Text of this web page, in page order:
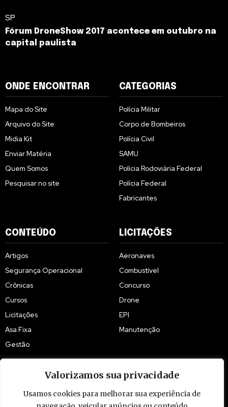
Valorizamos sua privacidade
Usamos cookies para melhorar sua experiência de
SP
Fórum DroneShow 2017 acontece em outubro na
capital paulista
ONDE ENCONTRAR
Mapa do Site
Arquivo do Site
Midia Kit
Enviar Matéria
Quem Somos
Pesquisar no site
CATEGORIAS
Polícia Militar
Corpo de Bombeiros
Polícia Civil
SAMU
Polícia Rodoviária Federal
Polícia Federal
Fabricantes
CONTEÚDO
Artigos
Segurança Operacional
Crônicas
Cursos
Licitações
Asa Fixa
Gestão
LICITAÇÕES
Aeronaves
Combustível
Concurso
Drone
EPI
Manutenção
© 2009 - 2026 Piloto Policial. Todos os direitos reservados. Brasil.